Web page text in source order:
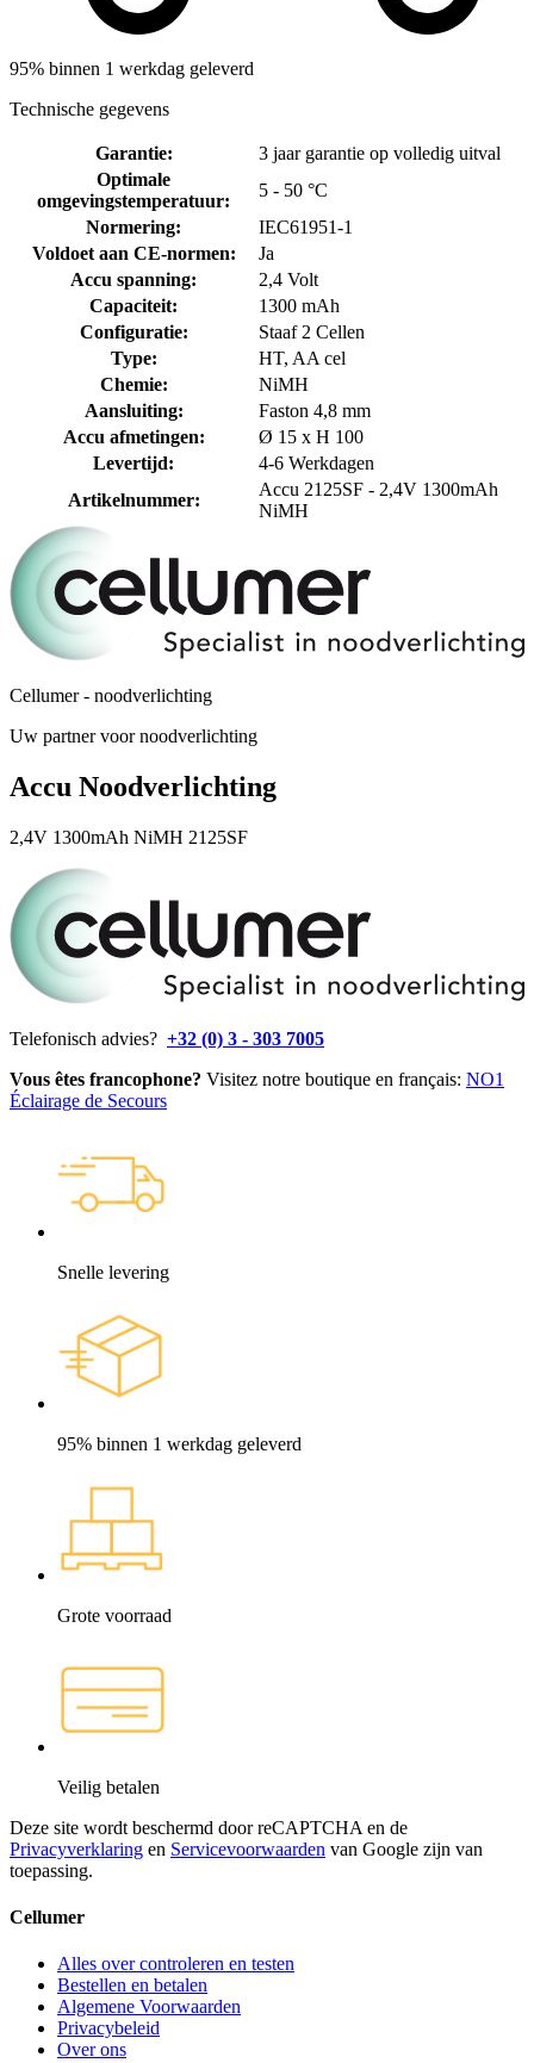
95% binnen 1 werkdag geleverd
Technische gegevens
Garantie:
3 jaar garantie op volledig uitval
Optimale
omgevingstemperatuur:
5 - 50 °C
Normering:
IEC61951-1
Voldoet aan CE-normen:
Ja
Accu spanning:
2,4 Volt
Capaciteit:
1300 mAh
Configuratie:
Staaf 2 Cellen
Type:
HT, AA cel
Chemie:
NiMH
Aansluiting:
Faston 4,8 mm
Accu afmetingen:
Ø 15 x H 100
Levertijd:
4-6 Werkdagen
Artikelnummer:
Accu 2125SF - 2,4V 1300mAh
NiMH
Cellumer - noodverlichting
Uw partner voor noodverlichting
Accu Noodverlichting
2,4V 1300mAh NiMH 2125SF
Telefonisch advies? +32 (0) 3 - 303 7005
Vous êtes francophone? Visitez notre boutique en français: NO1
Éclairage de Secours
Snelle levering
95% binnen 1 werkdag geleverd
Grote voorraad
Veilig betalen
Deze site wordt beschermd door reCAPTCHA en de
Privacyverklaring en Servicevoorwaarden van Google zijn van
toepassing.
Cellumer
Alles over controleren en testen
Bestellen en betalen
Algemene Voorwaarden
Privacybeleid
Over ons